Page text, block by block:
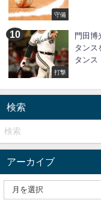
守備
打撃
門田博
タンス
タンス
検索
アーカイブ